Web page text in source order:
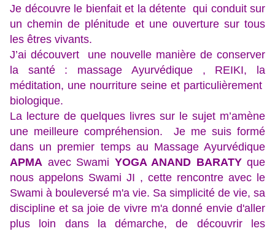
Je découvre le bienfait et la détente qui conduit sur
un chemin de plénitude et une ouverture sur tous
les êtres vivants.
J’ai découvert une nouvelle manière de conserver
la santé : massage Ayurvédique , REIKI, la
méditation, une nourriture seine et particulièrement
biologique.
La lecture de quelques livres sur le sujet m’amène
une meilleure compréhension. Je me suis formé
dans un premier temps au Massage Ayurvédique
APMA avec Swami YOGA ANAND BARATYque
nous appelons Swami JI , cette rencontre avec le
Swami à bouleversé m'a vie. Sa simplicité de vie, sa
discipline et sa joie de vivre m'a donné envie d'aller
plus loin dans la démarche, de découvrir les